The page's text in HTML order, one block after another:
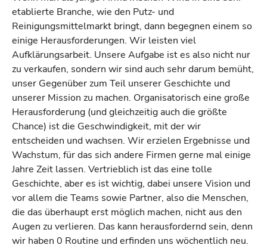
etablierte Branche, wie den Putz- und
Reinigungsmittelmarkt bringt, dann begegnen einem so
einige Herausforderungen. Wir leisten viel
Aufklärungsarbeit. Unsere Aufgabe ist es also nicht nur
zu verkaufen, sondern wir sind auch sehr darum bemüht,
unser Gegenüber zum Teil unserer Geschichte und
unserer Mission zu machen. Organisatorisch eine große
Herausforderung (und gleichzeitig auch die größte
Chance) ist die Geschwindigkeit, mit der wir
entscheiden und wachsen. Wir erzielen Ergebnisse und
Wachstum, für das sich andere Firmen gerne mal einige
Jahre Zeit lassen. Vertrieblich ist das eine tolle
Geschichte, aber es ist wichtig, dabei unsere Vision und
vor allem die Teams sowie Partner, also die Menschen,
die das überhaupt erst möglich machen, nicht aus den
Augen zu verlieren. Das kann herausfordernd sein, denn
wir haben 0 Routine und erfinden uns wöchentlich neu.